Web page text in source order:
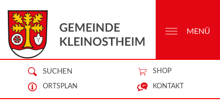
SUCHEN SHOP
ORTSPLAN KONTAKT
MENÜ